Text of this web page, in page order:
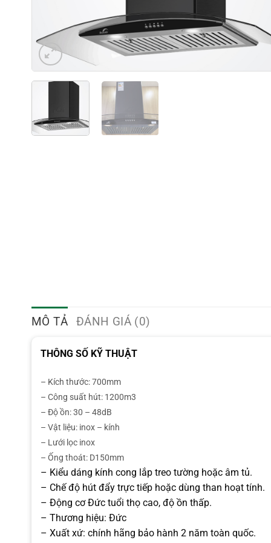
MÔ TẢ ĐÁNH GIÁ (0)
THÔNG SỐ KỸ THUẬT
– Kích thước: 700mm
– Công suất hút: 1200m3
– Độ ồn: 30 – 48dB
– Vật liệu: inox – kính
– Lưới lọc inox
– Ống thoát: D150mm
– Kiểu dáng kính cong lắp treo tường hoặc âm tủ.
– Chế độ hút đẩy trực tiếp hoặc dùng than hoạt tính.
– Động cơ Đức tuổi thọ cao, độ ồn thấp.
– Thương hiệu: Đức
– Xuất xứ: chính hãng bảo hành 2 năm toàn quốc.